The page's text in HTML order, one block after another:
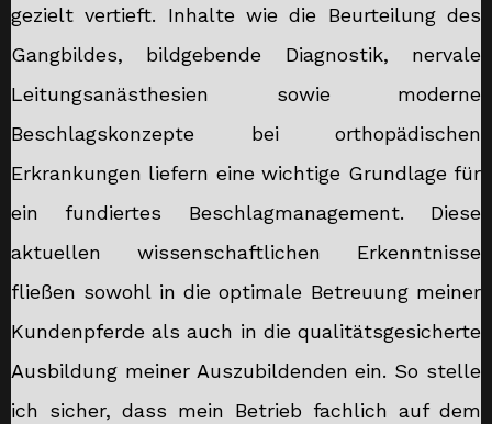
gezielt vertieft. Inhalte wie die Beurteilung des
Gangbildes, bildgebende Diagnostik, nervale
Leitungsanästhesien sowie moderne
Beschlagskonzepte bei orthopädischen
Erkrankungen liefern eine wichtige Grundlage für
ein fundiertes Beschlagmanagement. Diese
aktuellen wissenschaftlichen Erkenntnisse
fließen sowohl in die optimale Betreuung meiner
Kundenpferde als auch in die qualitätsgesicherte
Ausbildung meiner Auszubildenden ein. So stelle
ich sicher, dass mein Betrieb fachlich auf dem